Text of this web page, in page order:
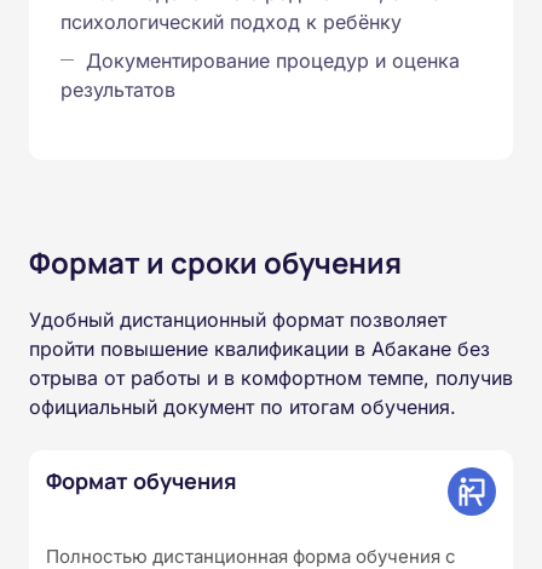
психологический подход к ребёнку
Документирование процедур и оценка
результатов
Формат и сроки обучения
Удобный дистанционный формат позволяет
пройти повышение квалификации в Абакане без
отрыва от работы и в комфортном темпе, получив
официальный документ по итогам обучения.
Формат обучения
Полностью дистанционная форма обучения с